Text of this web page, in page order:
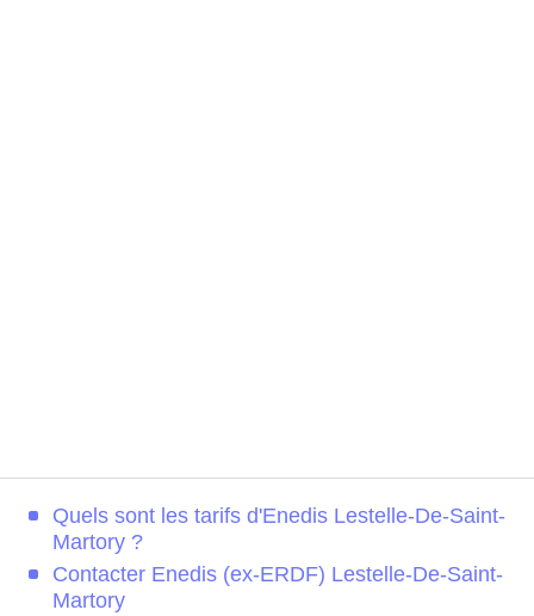
Quels sont les tarifs d'Enedis Lestelle-De-Saint-
Martory ?
Contacter Enedis (ex-ERDF) Lestelle-De-Saint-
Martory